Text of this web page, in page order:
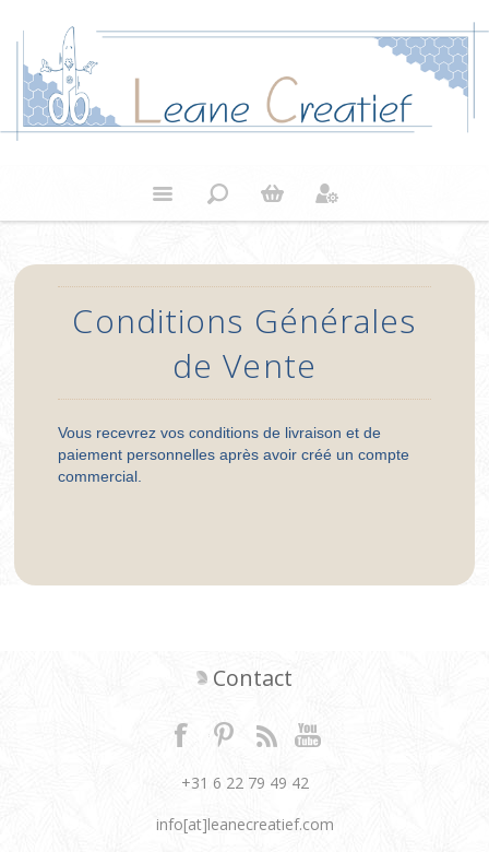
Conditions Générales
de Vente
Vous recevrez vos conditions de livraison et de
paiement personnelles après avoir créé un compte
commercial.
Contact
+31 6 22 79 49 42
info[at]leanecreatief.com